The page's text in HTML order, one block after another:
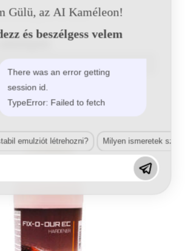
,Egyéb termékek
Gülü, az AI Kaméleon!
és beszélgess velem
There was an error getting
session id.
TypeError: Failed to fetch
emulziót létrehozni? Milyen ismeretek